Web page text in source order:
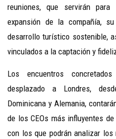
reuniones, que servirán
expansión de la compañía,
desarrollo turístico sostenible,
vinculados a la captación y
Los encuentros
desplazado a Londres,
Dominicana y Alemania,
de los CEOs más influyentes
con los que podrán analizar